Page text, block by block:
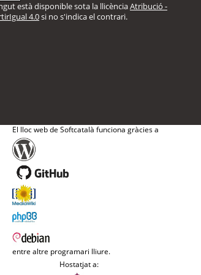
està disponible sota la llicènciaAtribució -
4.0si no s'indica el contrari.
El lloc web de Softcatalà funciona gràcies a
entre altre programari lliure.
Hostatjat a: